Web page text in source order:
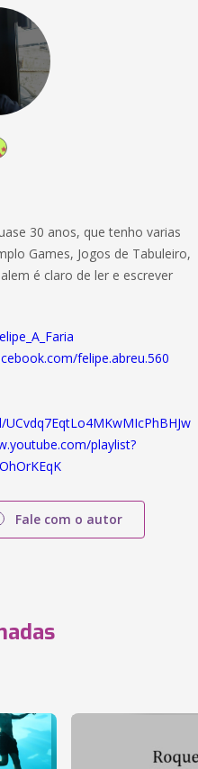
30 anos, que tenho varias
Games, Jogos de Tabuleiro,
é claro de ler e escrever
felipe.abreu.560
playlist?
Fale com o autor